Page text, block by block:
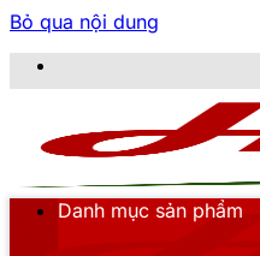
Bỏ qua nội dung
Danh mục sản phẩm